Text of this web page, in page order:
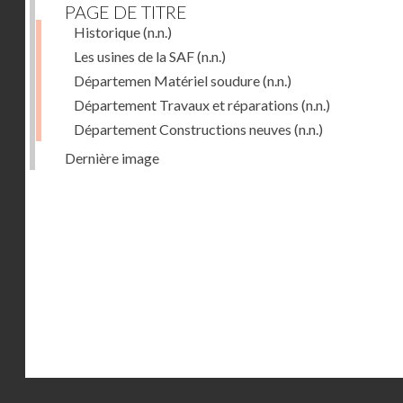
PAGE DE TITRE
Historique(n.n.)
Les usines de la SAF(n.n.)
Départemen Matériel soudure(n.n.)
Département Travaux et réparations (n.n.)
Département Constructions neuves (n.n.)
Dernière image